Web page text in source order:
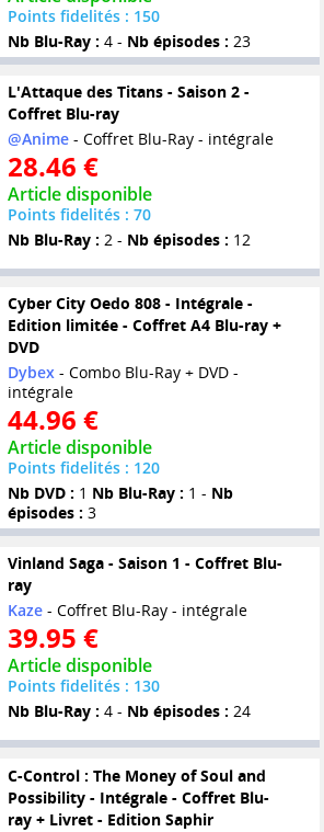
Points fidelités : 150
Nb Blu-Ray : 4 - Nb épisodes : 23
L'Attaque des Titans - Saison 2 -
Coffret Blu-ray
@Anime- Coffret Blu-Ray - intégrale
28.46 €
Article disponible
Points fidelités : 70
Nb Blu-Ray : 2 - Nb épisodes : 12
Cyber City Oedo 808 - Intégrale -
Edition limitée - Coffret A4 Blu-ray +
DVD
Dybex- Combo Blu-Ray + DVD -
intégrale
44.96 €
Article disponible
Points fidelités : 120
Nb DVD : 1 Nb Blu-Ray : 1 - Nb
épisodes : 3
Vinland Saga - Saison 1 - Coffret Blu-
ray
Kaze- Coffret Blu-Ray - intégrale
39.95 €
Article disponible
Points fidelités : 130
Nb Blu-Ray : 4 - Nb épisodes : 24
C-Control : The Money of Soul and
Possibility - Intégrale - Coffret Blu-
ray + Livret - Edition Saphir